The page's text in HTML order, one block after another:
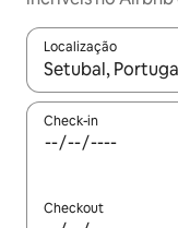
Localização
Quando os
Check-in
Checkout